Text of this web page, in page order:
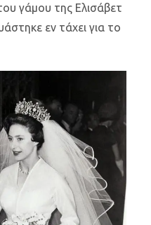
γάμου της Ελισάβετ
εν τάχει για το